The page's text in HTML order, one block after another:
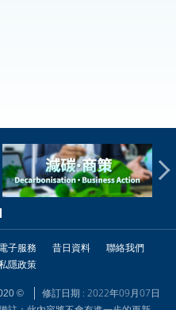
電子服務 昔日資料
聯絡我們
隱政策
©
修訂日期 : 2022年09月07日